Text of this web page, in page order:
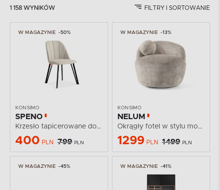
1 158 WYNIKÓW FILTRY I SORTOWANIE
W MAGAZYNIE -50%
KONSIMO
SPENO
Krzesło tapicerowane do jadalni jasny beżowy
400 PLN 799 PLN
W MAGAZYNIE -13%
KONSIMO
NELUM
Okrągły fotel w stylu modern tkanina szenil beżowy
1299 PLN 1499 PLN
W MAGAZYNIE -45% W MAGAZYNIE -41%